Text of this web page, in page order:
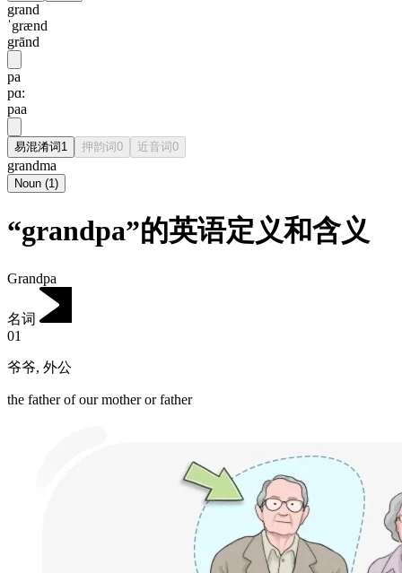
grand
ˈgrænd
grānd
pa
pɑ:
paa
易混淆词1 押韵词0 近音词0
grandma
Noun (1)
“grandpa”的英语定义和含义
Grandpa
名词
01
爷爷, 外公
the father of our mother or father